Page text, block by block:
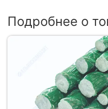
Подробнее о